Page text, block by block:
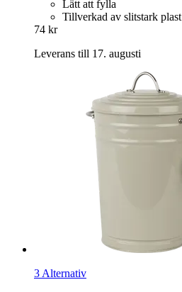
Lätt att fylla
Tillverkad av slitstark plast
74 kr
Leverans till 17. augusti
3 Alternativ